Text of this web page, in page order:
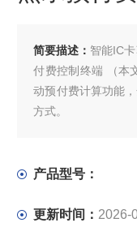
简要描述： 智能IC
付费控制终端 （本
动预付费计算功能
方式。
主要针对电力自动
产品型号：
更新时间： 2026-